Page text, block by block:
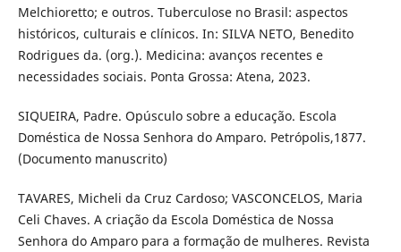
Melchioretto; e outros. Tuberculose no Brasil: aspectos
históricos, culturais e clínicos. In: SILVA NETO, Benedito
Rodrigues da. (org.). Medicina: avanços recentes e
necessidades sociais. Ponta Grossa: Atena, 2023.
SIQUEIRA, Padre. Opúsculo sobre a educação. Escola
Doméstica de Nossa Senhora do Amparo. Petrópolis,1877.
(Documento manuscrito)
TAVARES, Micheli da Cruz Cardoso; VASCONCELOS, Maria
Celi Chaves. A criação da Escola Doméstica de Nossa
Senhora do Amparo para a formação de mulheres. Revista